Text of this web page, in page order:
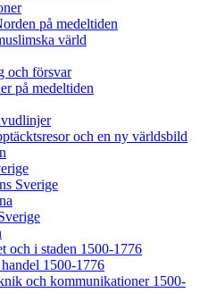
på medeltiden
värld
och försvar
på medeltiden
och en ny världsbild
Sverige
och i staden 1500-1776
1500-1776
och kommunikationer 1500-